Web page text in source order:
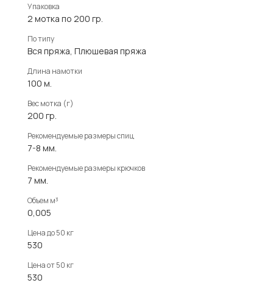
Упаковка
2 мотка по 200 гр.
По типу
Вся пряжа, Плюшевая пряжа
Длина намотки
100 м.
Вес мотка (г)
200 гр.
Рекомендуемые размеры спиц
7-8 мм.
Рекомендуемые размеры крючков
7 мм.
Объем м³
0,005
Цена до 50 кг
530
Цена от 50 кг
530